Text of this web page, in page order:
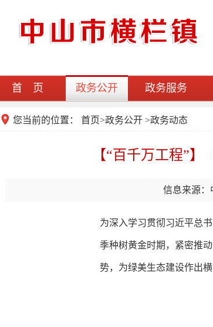
首 页 政务公开 政务服务
您当前的位置： 首页>政务公开 >政务动态
【“百千万工程”
信息来源：
为深入学习贯彻习近平总
季种树黄金时期，紧密推
势，为绿美生态建设作出横